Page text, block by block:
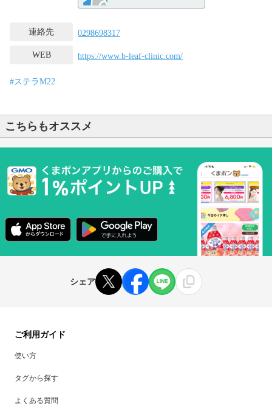
連絡先 0298698317
WEB https://www.b-leaf-clinic.com/
#ステラM22
こちらもオススメ
シェア
ご利用ガイド
使い方
タグから探す
よくある質問